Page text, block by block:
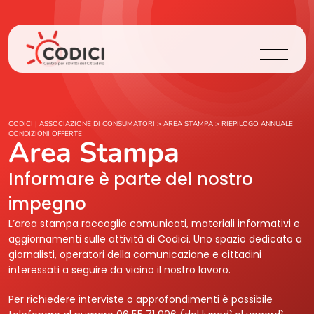
Chi Siamo
Cosa Facciamo
Area Stampa
Contatti
Login
CODICI | ASSOCIAZIONE DI CONSUMATORI > AREA STAMPA > RIEPILOGO ANNUALE
CONDIZIONI OFFERTE
Area Stampa
Informare è parte del nostro
impegno
L’area stampa raccoglie comunicati, materiali informativi e
aggiornamenti sulle attività di Codici. Uno spazio dedicato a
giornalisti, operatori della comunicazione e cittadini
interessati a seguire da vicino il nostro lavoro.
Per richiedere interviste o approfondimenti è possibile